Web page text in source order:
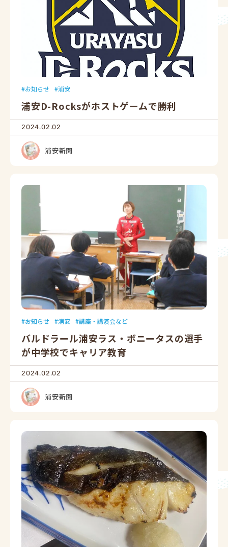
お知らせ 浦安
浦安D-Rocksがホストゲームで勝利
2024.02.02
浦安新聞
お知らせ 浦安 講座・講演会など
バルドラール浦安ラス・ボニータスの選手
が中学校でキャリア教育
2024.02.02
浦安新聞